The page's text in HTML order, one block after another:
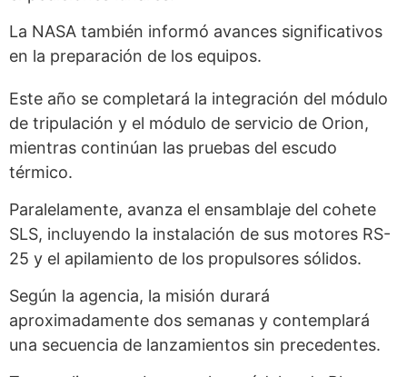
La NASA también informó avances significativos
en la preparación de los equipos.
Este año se completará la integración del módulo
de tripulación y el módulo de servicio de Orion,
mientras continúan las pruebas del escudo
térmico.
Paralelamente, avanza el ensamblaje del cohete
SLS, incluyendo la instalación de sus motores RS-
25 y el apilamiento de los propulsores sólidos.
Según la agencia, la misión durará
aproximadamente dos semanas y contemplará
una secuencia de lanzamientos sin precedentes.